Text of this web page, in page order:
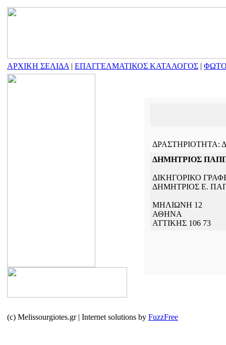
ΑΡΧΙΚΗ ΣΕΛΙΔΑ | ΕΠΑΓΓΕΛΜΑΤΙΚΟΣ ΚΑΤΑΛΟΓΟΣ |
ΔΡΑΣΤΗΡΙΟΤΗΤΑ:
ΔΗΜΗΤΡΙΟΣ
ΔΙΚΗΓΟΡΙΚΟ
ΔΗΜΗΤΡΙΟΣ Ε.
ΜΗΛΙΩΝΗ 12
ΑΘΗΝΑ
ΑΤΤΙΚΗΣ 106 73
(c) Melissourgiotes.gr | Internet solutions by FuzzFree